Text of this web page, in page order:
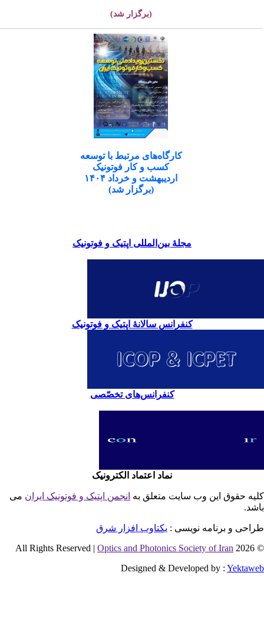
(برگزار شد)
کارگاه‌های مرتبط با توسعه
کسب و کار فوتونیک
اردیبهشت و خرداد ۱۴۰۴
(برگزار شد)
مجلۀ بین‌المللی اپتیک و فوتونیک
کنفرانس سالانۀ اپتیک و فوتونیک
کنفرانس‌های تخصّصی
نماد اعتماد الکترونیک
حقوق این وب سایت متعلق بهانجمن اپتیک و فوتونیک ایران می
و برنامه نویسی : یکتاوب افزار شرق
©
Optics and Photonics Society of Iran
Designed & Developed by :